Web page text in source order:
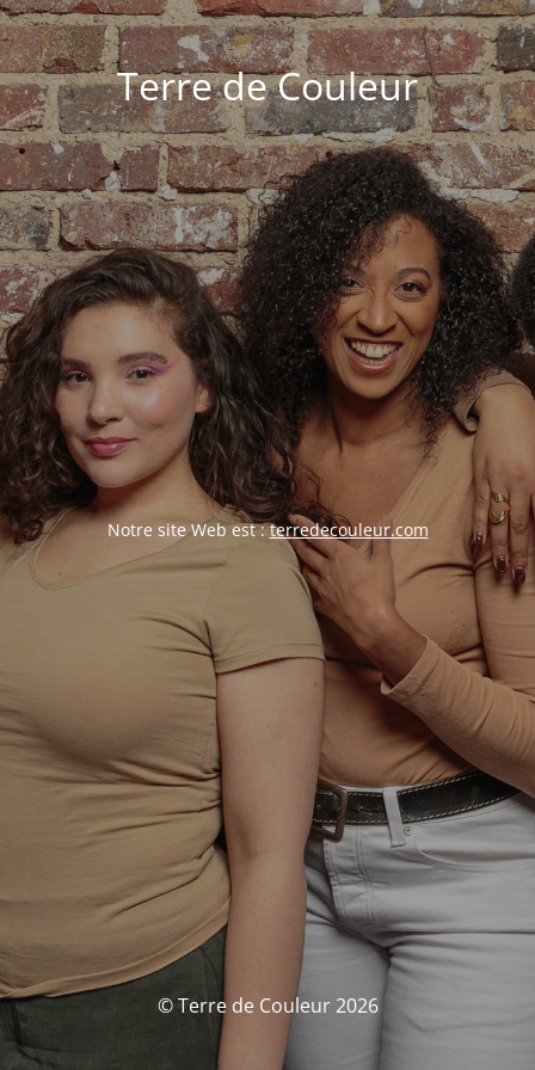
Terre de Couleur
Notre site Web est :terredecouleur.com
© Terre de Couleur 2026